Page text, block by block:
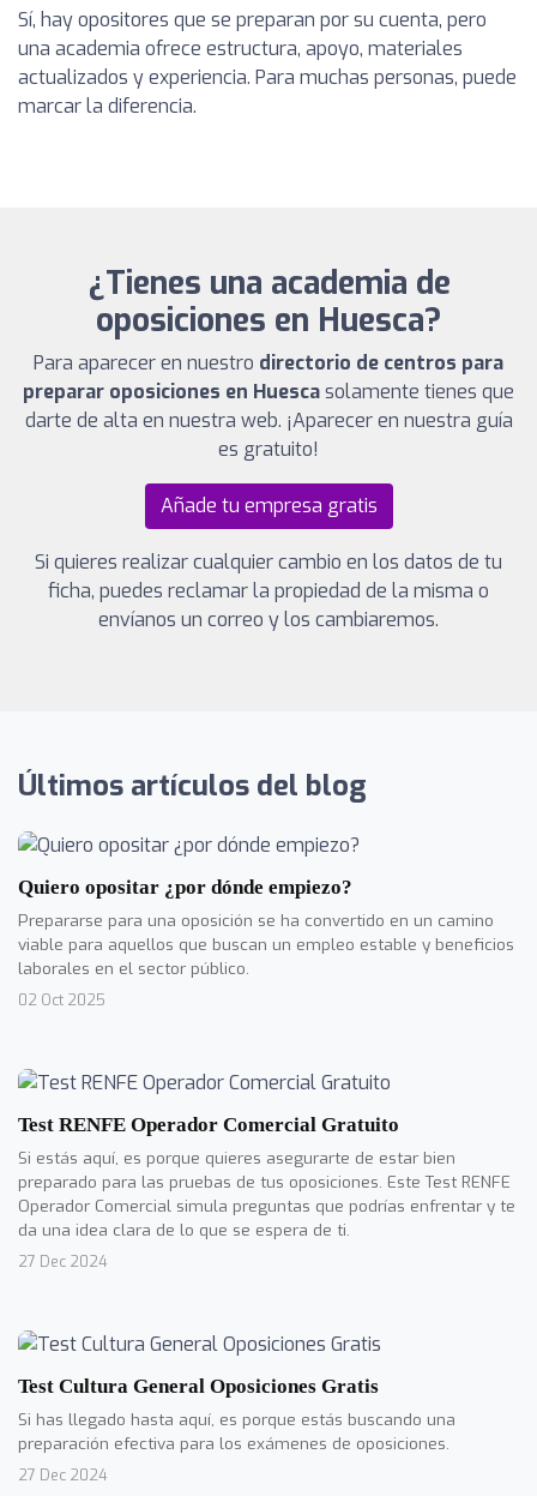
Sí, hay opositores que se preparan por su cuenta, pero
una academia ofrece estructura, apoyo, materiales
actualizados y experiencia. Para muchas personas, puede
marcar la diferencia.
¿Tienes una academia de
oposiciones en Huesca?
Para aparecer en nuestro directorio de centros para
preparar oposiciones en Huescasolamente tienes que
darte de alta en nuestra web. ¡Aparecer en nuestra guía
es gratuito!
Añade tu empresa gratis
Si quieres realizar cualquier cambio en los datos de tu
ficha, puedes reclamar la propiedad de la misma o
envíanos un correo y los cambiaremos.
Últimos artículos del blog
Quiero opositar ¿por dónde empiezo?
Prepararse para una oposición se ha convertido en un camino
viable para aquellos que buscan un empleo estable y beneficios
laborales en el sector público.
02 Oct 2025
Test RENFE Operador Comercial Gratuito
Si estás aquí, es porque quieres asegurarte de estar bien
preparado para las pruebas de tus oposiciones. Este Test RENFE
Operador Comercial simula preguntas que podrías enfrentar y te
da una idea clara de lo que se espera de ti.
27 Dec 2024
Test Cultura General Oposiciones Gratis
Si has llegado hasta aquí, es porque estás buscando una
preparación efectiva para los exámenes de oposiciones.
27 Dec 2024